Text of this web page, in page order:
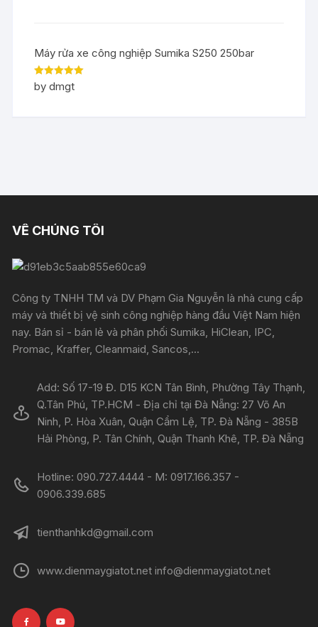
Máy rửa xe công nghiệp Sumika S250 250bar
Rated5out
of 5
by dmgt
VỀ CHÚNG TÔI
Công ty TNHH TM và DV Phạm Gia Nguyễn là nhà cung cấp
máy và thiết bị vệ sinh công nghiệp hàng đầu Việt Nam hiện
nay. Bán sỉ - bán lẻ và phân phối Sumika, HiClean, IPC,
Promac, Kraffer, Cleanmaid, Sancos,...
Add: Số 17-19 Đ. D15 KCN Tân Bình, Phường Tây Thạnh,
Q.Tân Phú, TP.HCM - Địa chỉ tại Đà Nẵng: 27 Võ An
Ninh, P. Hòa Xuân, Quận Cẩm Lệ, TP. Đà Nẵng - 385B
Hải Phòng, P. Tân Chính, Quận Thanh Khê, TP. Đà Nẵng
Hotline: 090.727.4444 - M: 0917.166.357 -
0906.339.685
tienthanhkd@gmail.com
www.dienmaygiatot.net info@dienmaygiatot.net